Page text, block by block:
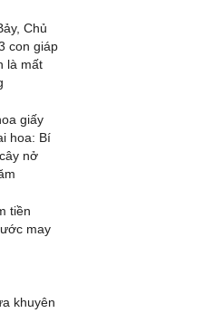
Chủ
con giáp
là mất
giấy
hoa: Bí
nở
tiền
may
khuyên